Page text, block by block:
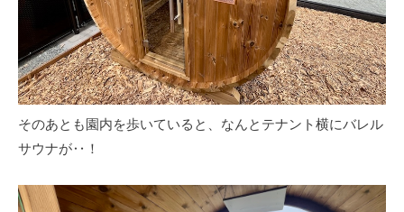
そのあとも園内を歩いていると、なんとテナント横にバレル
サウナが‥！